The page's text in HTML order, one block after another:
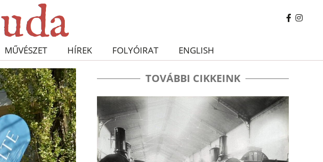
MŰVÉSZET HÍREK FOLYÓIRAT ENGLISH
TOVÁBBI CIKKEINK